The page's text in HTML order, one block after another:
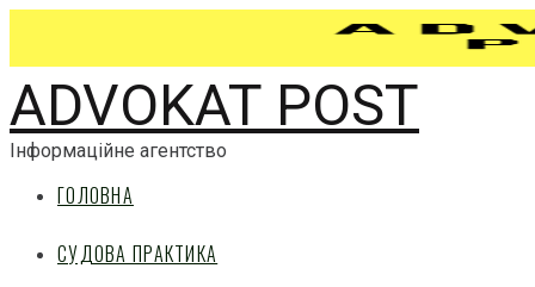
ADVOKAT POST
Інформаційне агентство
ГОЛОВНА
СУДОВА ПРАКТИКА